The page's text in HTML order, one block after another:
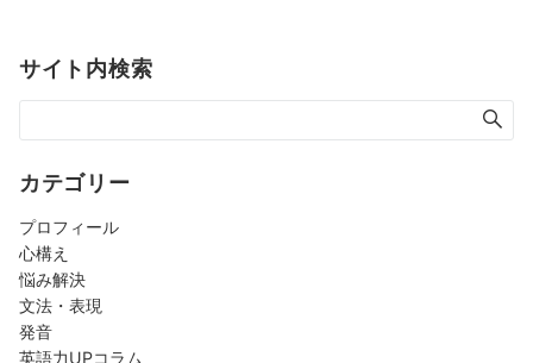
サイト内検索
カテゴリー
プロフィール
心構え
悩み解決
文法・表現
発音
英語力UPコラム